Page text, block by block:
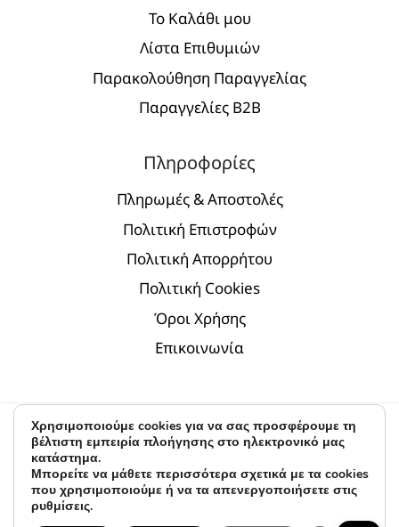
Το Καλάθι μου
Λίστα Επιθυμιών
Παρακολούθηση Παραγγελίας
Παραγγελίες Β2Β
Πληροφορίες
Πληρωμές & Αποστολές
Πολιτική Επιστροφών
Πολιτική Απορρήτου
Πολιτική Cookies
Όροι Χρήσης
Επικοινωνία
© 2026 D.par | modern jewelry - Α.Κ. & Partners
Digital Marketing by
BLV
Χρησιμοποιούμε cookies για να σας προσφέρουμε τη
βέλτιστη εμπειρία πλοήγησης στο ηλεκτρονικό μας
κατάστημα.
Μπορείτε να μάθετε περισσότερα σχετικά με τα cookies
που χρησιμοποιούμε ή να τα απενεργοποιήσετε στις
ρυθμίσεις.